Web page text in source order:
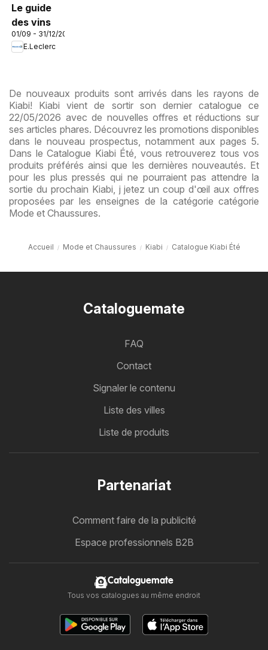
Le guide
des vins
01/09 - 31/12/2026
E.Leclerc
De nouveaux produits sont arrivés dans les rayons de
Kiabi! Kiabi vient de sortir son dernier catalogue ce
22/05/2026 avec de nouvelles offres et réductions sur
ses articles phares. Découvrez les promotions disponibles
dans le nouveau prospectus, notamment aux pages 5.
Dans le Catalogue Kiabi Été, vous retrouverez tous vos
produits préférés ainsi que les dernières nouveautés. Et
pour les plus pressés qui ne pourraient pas attendre la
sortie du prochain Kiabi, j jetez un coup d'œil aux offres
proposées par les enseignes de la catégorie catégorie
Mode et Chaussures.
Accueil Mode et Chaussures Kiabi Catalogue Kiabi Été
Cataloguemate
FAQ
Contact
Signaler le contenu
Liste des villes
Liste de produits
Partenariat
Comment faire de la publicité
Espace professionnels B2B
Cataloguemate
Tous vos catalogues au même endroit